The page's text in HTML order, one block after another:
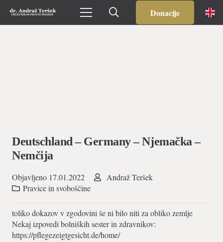
Donacije
Deutschland – Germany – Njemačka –
Nemčija
Objavljeno 17.01.2022
Andraž Teršek
Pravice in svoboščine
toliko dokazov v zgodovini še ni bilo niti za obliko zemlje
Nekaj izpovedi bolniških sester in zdravnikov:
https://pflegezeigtgesicht.de/home/